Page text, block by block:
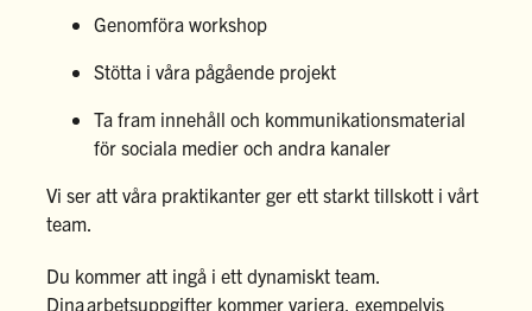
Genomföra workshop
Stötta i våra pågående projekt
Ta fram innehåll och kommunikationsmaterial
för sociala medier och andra kanaler
Vi ser att våra praktikanter ger ett starkttillskott i vårt
team.
Du kommer att ingå i ett dynamiskt team.
Dina arbetsuppgifter kommer variera, exempelvis